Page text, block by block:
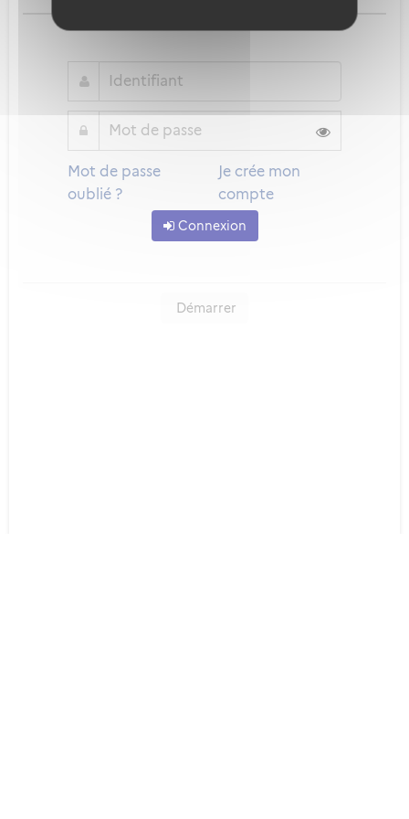
Mot de passe
oublié ?
Je crée mon
compte
Connexion
Démarrer